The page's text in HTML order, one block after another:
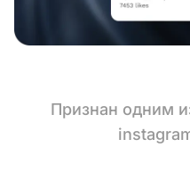
Признан одним